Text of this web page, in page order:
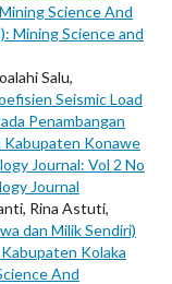
Mining Science And
Mining Science and
Salu,
Seismic Load
Penambangan
Kabupaten Konawe
Journal: Vol 2 No
Journal
Rina Astuti,
dan Milik Sendiri)
Kolaka
And